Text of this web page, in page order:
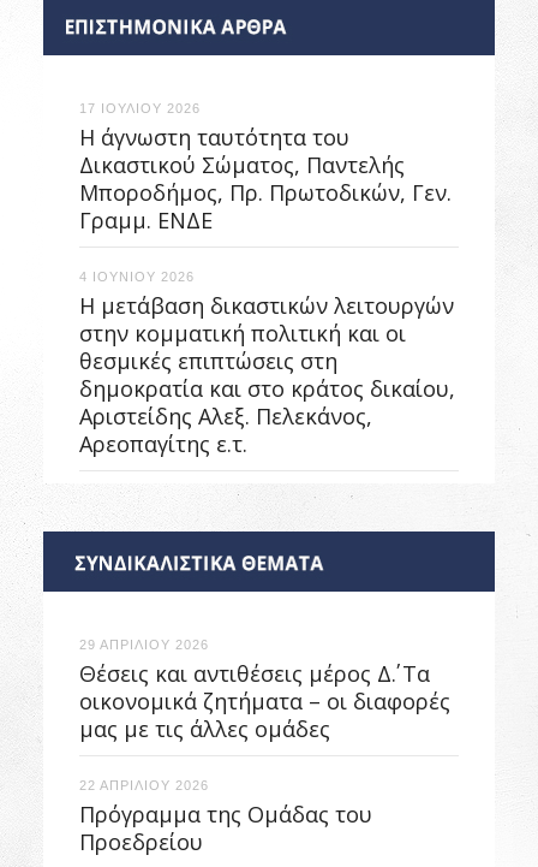
17 ΙΟΥΛΙΟΥ 2026
Η άγνωστη ταυτότητα του
Δικαστικού Σώματος, Παντελής
Μποροδήμος, Πρ. Πρωτοδικών, Γεν.
Γραμμ. ΕΝΔΕ
4 ΙΟΥΝΙΟΥ 2026
Η μετάβαση δικαστικών λειτουργών
στην κομματική πολιτική και οι
θεσμικές επιπτώσεις στη
δημοκρατία και στο κράτος δικαίου,
Αριστείδης Αλεξ. Πελεκάνος,
Αρεοπαγίτης ε.τ.
29 ΑΠΡΙΛΙΟΥ 2026
Θέσεις και αντιθέσεις μέρος Δ΄. Τα
οικονομικά ζητήματα – οι διαφορές
μας με τις άλλες ομάδες
22 ΑΠΡΙΛΙΟΥ 2026
Πρόγραμμα της Ομάδας του
Προεδρείου